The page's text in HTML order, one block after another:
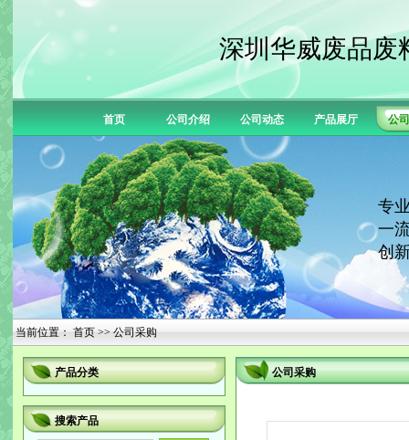
深圳华威废品废
首页 公司介绍 公司动态 产品展厅 公
专
一
创
当前位置： 首页 >> 公司采购
产品分类
搜索产品
公司采购